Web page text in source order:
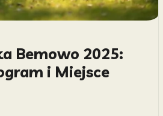
Bemowo 2025:
i Miejsce